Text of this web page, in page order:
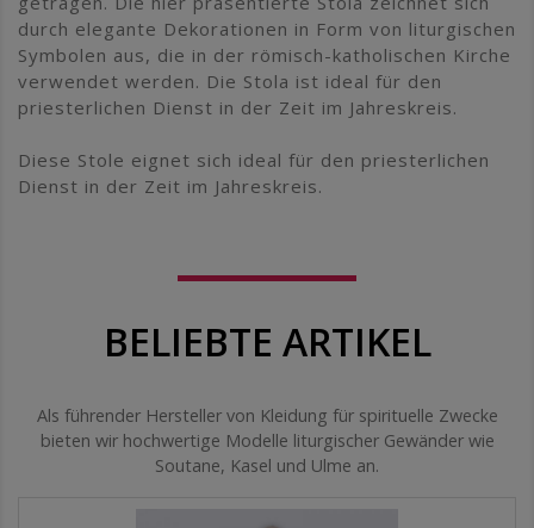
durch elegante Dekorationen in Form von liturgischen
Symbolen aus, die in der römisch-katholischen Kirche
verwendet werden. Die Stola ist ideal für den
priesterlichen Dienst in der Zeit im Jahreskreis.
Diese Stole eignet sich ideal für den priesterlichen
Dienst in der Zeit im Jahreskreis.
BELIEBTE ARTIKEL
Als führender Hersteller von Kleidung für spirituelle Zwecke
bieten wir hochwertige Modelle liturgischer Gewänder wie
Soutane, Kasel und Ulme an.